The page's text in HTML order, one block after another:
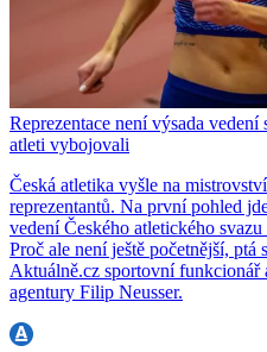
Reprezentace není výsada
atleti vybojovali
Česká atletika vyšle na
reprezentantů. Na první pohled
vedení Českého atletického
Proč ale není ještě početnější, ptá
Aktuálně.cz sportovní
agentury Filip Neusser.